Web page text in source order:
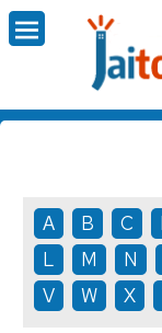
A B C
L
M N
V
W X